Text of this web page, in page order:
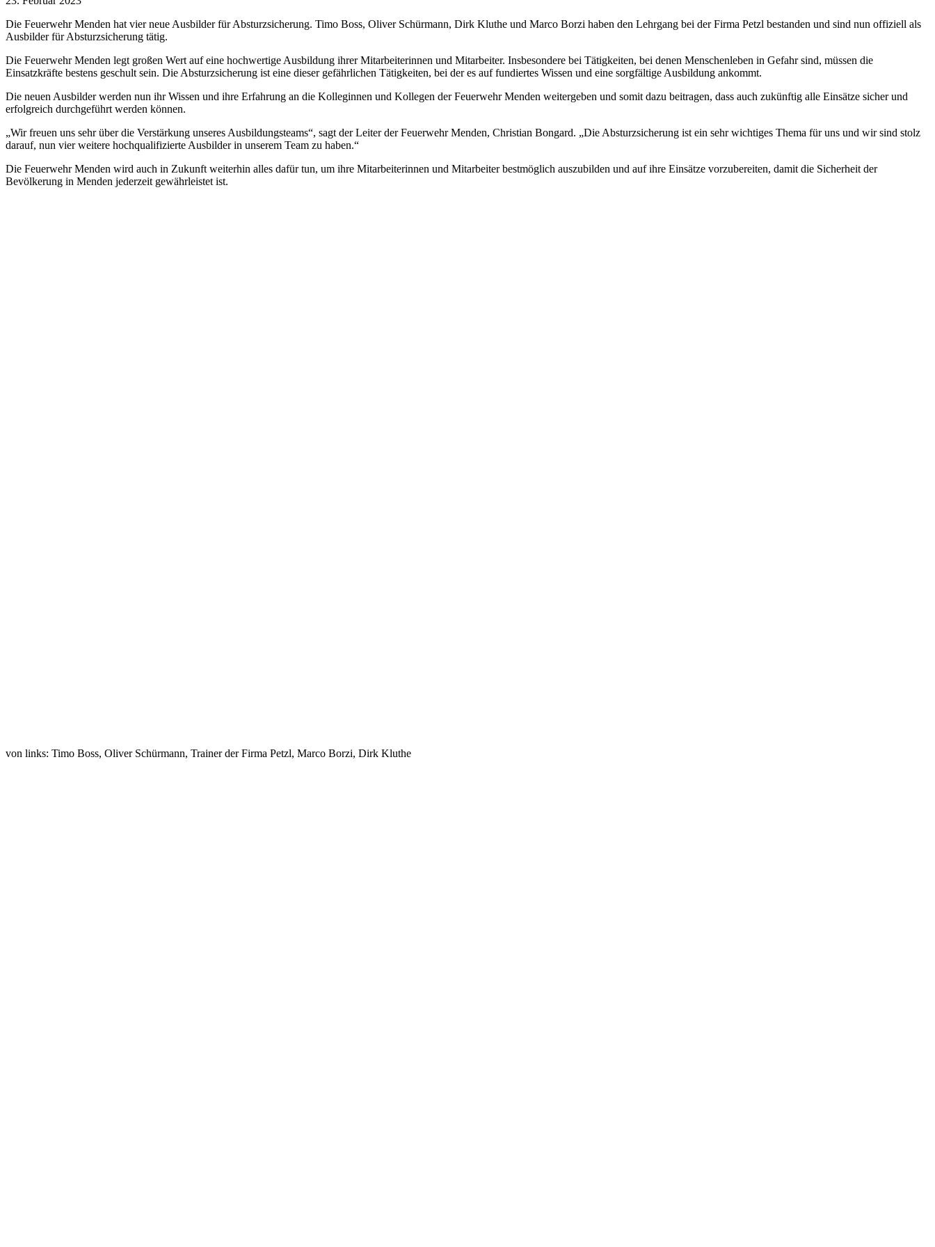
Die Feuerwehr Menden hat vier neue Ausbilder für Absturzsicherung. Timo Boss, Oliver Schürmann, Dirk Kluthe und Marco Borzi haben den Lehrgang bei der Firma Petzl bestanden und sind nun offiziell als
Ausbilder für Absturzsicherung tätig.
Die Feuerwehr Menden legt großen Wert auf eine hochwertige Ausbildung ihrer Mitarbeiterinnen und Mitarbeiter. Insbesondere bei Tätigkeiten, bei denen Menschenleben in Gefahr sind, müssen die
Einsatzkräfte bestens geschult sein. Die Absturzsicherung ist eine dieser gefährlichen Tätigkeiten, bei der es auf fundiertes Wissen und eine sorgfältige Ausbildung ankommt.
Die neuen Ausbilder werden nun ihr Wissen und ihre Erfahrung an die Kolleginnen und Kollegen der Feuerwehr Menden weitergeben und somit dazu beitragen, dass auch zukünftig alle Einsätze sicher und
erfolgreich durchgeführt werden können.
„Wir freuen uns sehr über die Verstärkung unseres Ausbildungsteams“, sagt der Leiter der Feuerwehr Menden, Christian Bongard. „Die Absturzsicherung ist ein sehr wichtiges Thema für uns und wir sind stolz
darauf, nun vier weitere hochqualifizierte Ausbilder in unserem Team zu haben.“
Die Feuerwehr Menden wird auch in Zukunft weiterhin alles dafür tun, um ihre Mitarbeiterinnen und Mitarbeiter bestmöglich auszubilden und auf ihre Einsätze vorzubereiten, damit die Sicherheit der
Bevölkerung in Menden jederzeit gewährleistet ist.
von links: Timo Boss, Oliver Schürmann, Trainer der Firma Petzl, Marco Borzi, Dirk Kluthe